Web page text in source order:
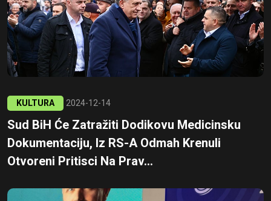
KULTURA 2024-12-14
Sud BiH Će Zatražiti Dodikovu Medicinsku
Dokumentaciju, Iz RS-A Odmah Krenuli
Otvoreni Pritisci Na Prav...